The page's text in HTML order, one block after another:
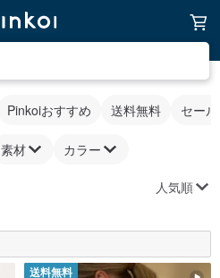
Pinkoiおすすめ 送料無料 セー
素材 カラー
人気順
送料無料